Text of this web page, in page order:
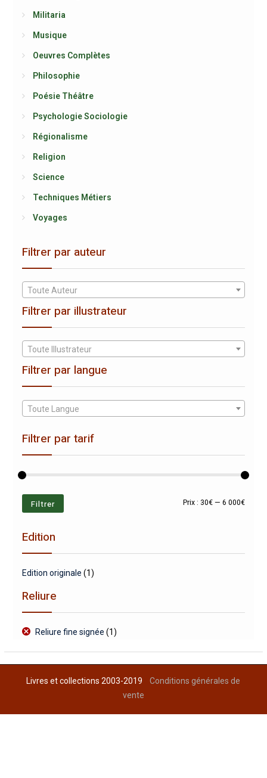
Militaria
Musique
Oeuvres Complètes
Philosophie
Poésie Théâtre
Psychologie Sociologie
Régionalisme
Religion
Science
Techniques Métiers
Voyages
Filtrer par auteur
Toute Auteur
Filtrer par illustrateur
Toute Illustrateur
Filtrer par langue
Toute Langue
Filtrer par tarif
Prix
Prix
Filtrer Prix : 30€ —6 000€
Edition
Edition originale (1)
Reliure
Reliure fine signée (1)
Livres et collections 2003-2019Conditions générales de
vente